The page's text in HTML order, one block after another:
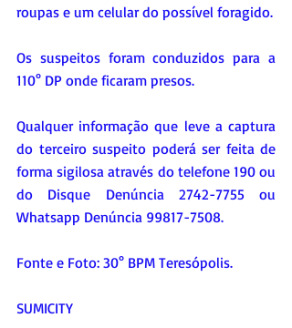
roupas e um celular do possível foragido.
Os suspeitos foram conduzidos para a
110° DP onde ficaram presos.
Qualquer informação que leve a captura
do terceiro suspeito poderá ser feita de
forma sigilosa através do telefone 190 ou
do Disque Denúncia 2742-7755 ou
Whatsapp Denúncia 99817-7508.
Fonte e Foto: 30° BPM Teresópolis.
SUMICITY